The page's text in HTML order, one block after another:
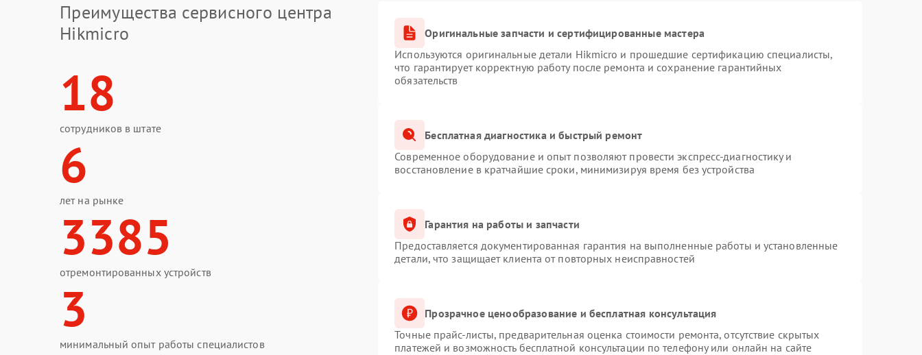
Преимущества сервисного центра
Hikmicro
18
сотрудников в штате
6
лет на рынке
3385
отремонтированных устройств
3
минимальный опыт работы специалистов
Оригинальные запчасти и сертифицированные мастера
Используются оригинальные детали Hikmicro и прошедшие сертификацию специалисты,
что гарантирует корректную работу после ремонта и сохранение гарантийных
обязательств
Бесплатная диагностика и быстрый ремонт
Современное оборудование и опыт позволяют провести экспресс-диагностику и
восстановление в кратчайшие сроки, минимизируя время без устройства
Гарантия на работы и запчасти
Предоставляется документированная гарантия на выполненные работы и установленные
детали, что защищает клиента от повторных неисправностей
Прозрачное ценообразование и бесплатная консультация
Точные прайс-листы, предварительная оценка стоимости ремонта, отсутствие скрытых
платежей и возможность бесплатной консультации по телефону или онлайн на сайте